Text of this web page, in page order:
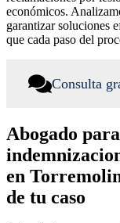
económicos.
garantizar soluciones
que cada paso del
Consulta
Abogado
en
de tu caso